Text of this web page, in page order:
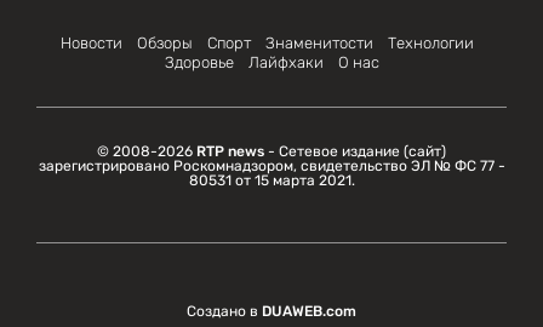
Новости Обзоры Спорт Знаменитости
Технологии
Здоровье
Лайфхаки О нас
© 2008-2026 RTP news - Сетевое издание (сайт)
зарегистрировано Роскомнадзором, свидетельство ЭЛ № ФС 77 -
80531 от 15 марта 2021.
Создано в DUAWEB.com